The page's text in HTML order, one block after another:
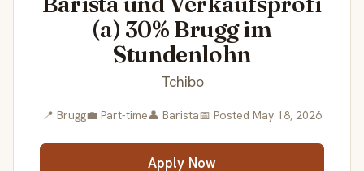
(a) 30% Brugg im
Stundenlohn
Tchibo
📍 Brugg💼 Part-time👤 Barista📅 Posted May 18, 2026
Apply Now